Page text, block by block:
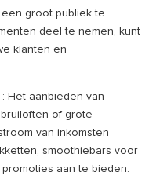
groot publiek te
deel te nemen, kunt
klanten en
: Het aanbieden van
of grote
van inkomsten
smoothiebars voor
aan te bieden.